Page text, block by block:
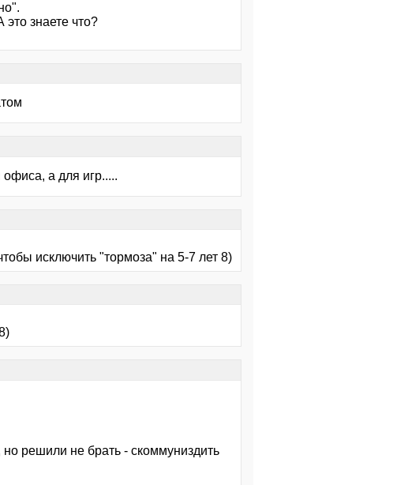
знаете что?
а для игр.....
исключить "тормоза" на 5-7 лет 8)
но решили не брать - скоммуниздить